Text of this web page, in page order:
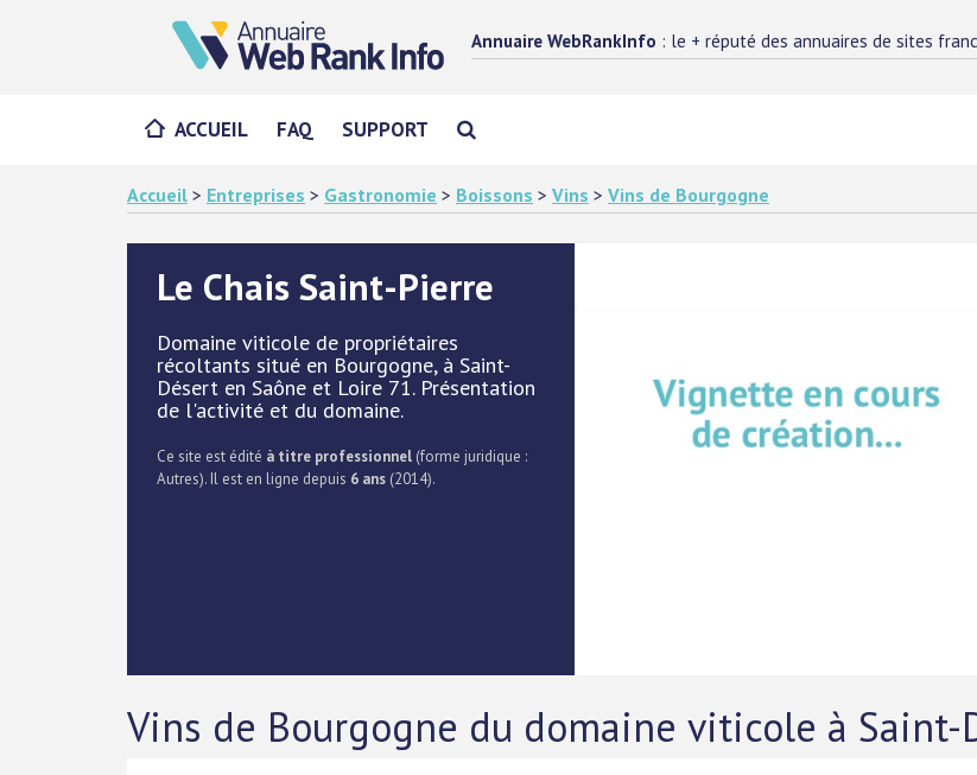
Annuaire WebRankInfo : le + réputé des annuaires de sites
ACCUEIL FAQ SUPPORT
Accueil > Entreprises > Gastronomie > Boissons > Vins > Vins de Bourgogne
Le Chais Saint-Pierre
Domaine viticole de propriétaires
récoltants situé en Bourgogne, à Saint-
Désert en Saône et Loire 71. Présentation
de l'activité et du domaine.
Ce site est édité à titre professionnel (forme juridique :
Autres). Il est en ligne depuis 6 ans (2014).
Vins de Bourgogne du domaine viticole à Saint-